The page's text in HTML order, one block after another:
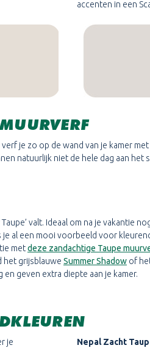
accenten in een
je zo op de wand van je kamer
natuurlijk niet de hele dag aan het
valt. Ideaal om na je vakantie
je al een mooi voorbeeld voor
metdeze zandachtige Taupe
het grijsblauwe Summer Shadow of
geven extra diepte aan je kamer.
je
Nepal Zacht